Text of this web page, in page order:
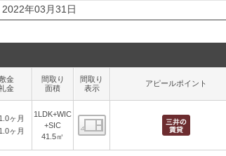
2022年03月31日
金
金
間取り
面積
間取り
表示
アピールポイント
1.0ヶ月
1.0ヶ月
1LDK+WIC
+SIC
41.5㎡